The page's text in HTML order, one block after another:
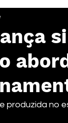
produzida no